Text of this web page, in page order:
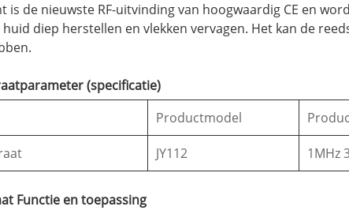
is de nieuwste RF-uitvinding van hoogwaardig CE en
diep herstellen en vlekken vervagen. Het kan de
(specificatie)
Productmodel
JY112 1MHz
Functie en toepassing